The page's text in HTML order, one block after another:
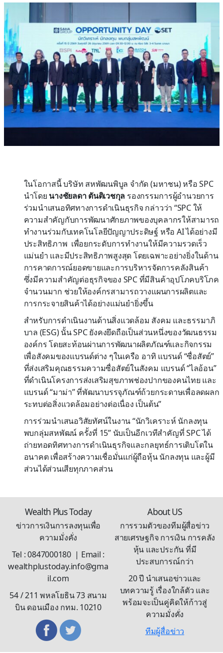
ในโอกาสนี้ บริษัท สหพัฒนพิบูล จำกัด (มหาชน) หรือ SPC
นำโดย นางชัยลดา ตันติเวชกุล รองกรรมการผู้อำนวยการ
ร่วมนำเสนอทิศทางการดำเนินธุรกิจ กล่าวว่า “SPC ให้
ความสำคัญกับการพัฒนาศักยภาพของบุคลากรให้สามารถ
ทำงานร่วมกับเทคโนโลยีปัญญาประดิษฐ์ หรือ AI ได้อย่างมี
ประสิทธิภาพ เพื่อยกระดับการทำงานให้มีความรวดเร็ว
แม่นยำ และมีประสิทธิภาพสูงสุด โดยเฉพาะอย่างยิ่งในด้าน
การคาดการณ์ยอดขายและการบริหารจัดการคลังสินค้า
ซึ่งมีความสำคัญต่อธุรกิจของ SPC ที่มีสินค้าอุปโภคบริโภค
จำนวนมาก ช่วยให้องค์กรสามารถวางแผนการผลิตและ
การกระจายสินค้าได้อย่างแม่นยำยิ่งขึ้น
สำหรับการดำเนินงานด้านสิ่งแวดล้อม สังคม และธรรมาภิ
บาล (ESG) นั้น SPC ยังคงยึดถือเป็นส่วนหนึ่งของวัฒนธรรม
องค์กร โดยสะท้อนผ่านการพัฒนาผลิตภัณฑ์และกิจกรรม
เพื่อสังคมของแบรนด์ต่าง ๆในเครือ อาทิ แบรนด์ “ซื่อสัตย์”
ที่ส่งเสริมคุณธรรมความซื่อสัตย์ในสังคม แบรนด์ “ไลอ้อน”
ที่ดำเนินโครงการส่งเสริมสุขภาพช่องปากของคนไทย และ
แบรนด์ “มาม่า” ที่พัฒนาบรรจุภัณฑ์ถ้วยกระดาษเพื่อลดผลก
ระทบต่อสิ่งแวดล้อมอย่างต่อเนื่อง เป็นต้น”
การร่วมนำเสนอวิสัยทัศน์ในงาน “นักวิเคราะห์ นักลงทุน
พบกลุ่มสหพัฒน์ ครั้งที่ 15” นับเป็นอีกเวทีสำคัญที่ SPC ได้
ถ่ายทอดทิศทางการดำเนินธุรกิจและกลยุทธ์การเติบโตใน
อนาคต เพื่อสร้างความเชื่อมั่นแก่ผู้ถือหุ้น นักลงทุน และผู้มี
ส่วนได้ส่วนเสียทุกภาคส่วน
Wealth Plus Today
ข่าวการเงินการลงทุนเพื่อ
ความมั่งคั่ง
Tel : 0847000180 | Email :
wealthplustoday.info@gma
il.com
54 / 211 พหลโยธิน 73 สนาม
บิน ดอนเมือง กทม. 10210
About US
การรวมตัวของทีมผู้สื่อข่าว
สายเศรษฐกิจ การเงิน การคลัง
หุ้น และประกัน ที่มี
ประสบการณ์กว่า
20 ปี นำเสนอข่าวและ
บทความรู้ เรื่องใกล้ตัว และ
พร้อมจะเป็นคู่คิดให้ก้าวสู่
ความมั่งคั่ง
ทีมผู้สื่อข่าว